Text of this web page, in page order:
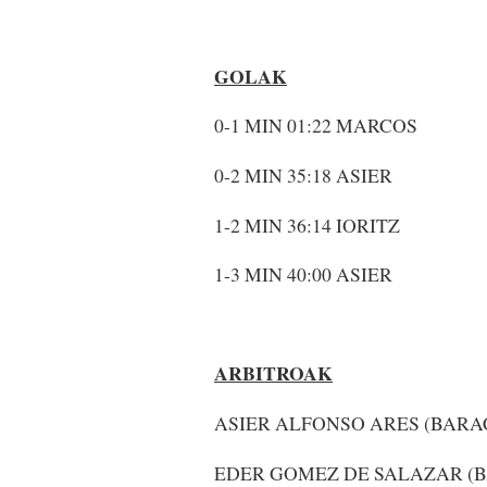
GOLAK
0-1 MIN 01:22 MARCOS
0-2 MIN 35:18 ASIER
1-2 MIN 36:14 IORITZ
1-3 MIN 40:00 ASIER
ARBITROAK
ASIER ALFONSO ARES
EDER GOMEZ DE SALAZAR